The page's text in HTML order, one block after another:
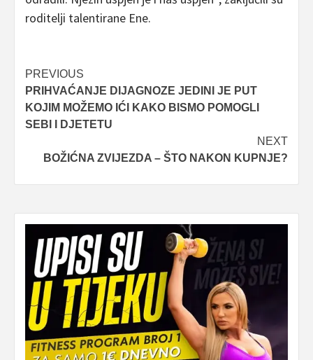
roditelji talentirane Ene.
Post
navigation
PREVIOUS
PRIHVAĆANJE DIJAGNOZE JEDINI JE PUT
KOJIM MOŽEMO IĆI KAKO BISMO POMOGLI
SEBI I DJETETU
NEXT
BOŽIĆNA ZVIJEZDA – ŠTO NAKON KUPNJE?